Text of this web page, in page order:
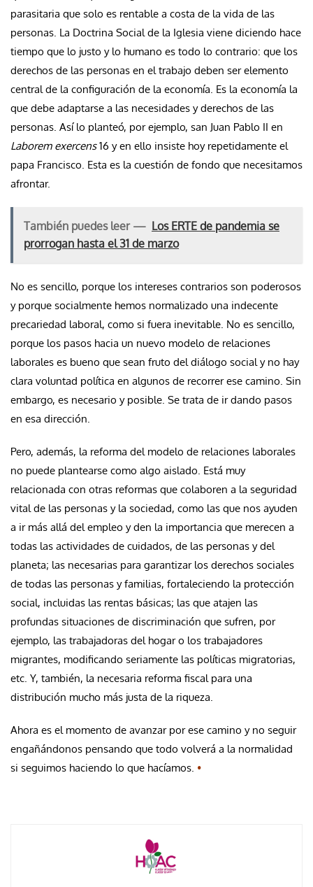
parasitaria que solo es rentable a costa de la vida de las
personas. La Doctrina Social de la Iglesia viene diciendo hace
tiempo que lo justo y lo humano es todo lo contrario: que los
derechos de las personas en el trabajo deben ser elemento
central de la configuración de la economía. Es la economía la
que debe adaptarse a las necesidades y derechos de las
personas. Así lo planteó, por ejemplo, san Juan Pablo II en
Laborem exercens16 y en ello insiste hoy repetidamente el
papa Francisco. Esta es la cuestión de fondo que necesitamos
afrontar.
También puedes leer — Los ERTE de pandemia se
prorrogan hasta el 31 de marzo
No es sencillo, porque los intereses contrarios son poderosos
y porque socialmente hemos normalizado una indecente
precariedad laboral, como si fuera inevitable. No es sencillo,
porque los pasos hacia un nuevo modelo de relaciones
laborales es bueno que sean fruto del diálogo social y no hay
clara voluntad política en algunos de recorrer ese camino. Sin
embargo, es necesario y posible. Se trata de ir dando pasos
en esa dirección.
Pero, además, la reforma del modelo de relaciones laborales
no puede plantearse como algo aislado. Está muy
relacionada con otras reformas que colaboren a la seguridad
vital de las personas y la sociedad, como las que nos ayuden
a ir más allá del empleo y den la importancia que merecen a
todas las actividades de cuidados, de las personas y del
planeta; las necesarias para garantizar los derechos sociales
de todas las personas y familias, fortaleciendo la protección
social, incluidas las rentas básicas; las que atajen las
profundas situaciones de discriminación que sufren, por
ejemplo, las trabajadoras del hogar o los trabajadores
migrantes, modificando seriamente las políticas migratorias,
etc. Y, también, la necesaria reforma fiscal para una
distribución mucho más justa de la riqueza.
Ahora es el momento de avanzar por ese camino y no seguir
engañándonos pensando que todo volverá a la normalidad
si seguimos haciendo lo que hacíamos. •